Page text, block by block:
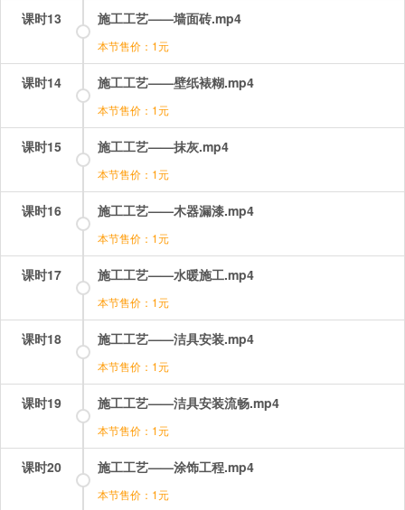
课时13 施工工艺——墙面砖.mp4
本节售价：1元
课时14 施工工艺——壁纸裱糊.mp4
本节售价：1元
课时15 施工工艺——抹灰.mp4
本节售价：1元
课时16 施工工艺——木器漏漆.mp4
本节售价：1元
课时17 施工工艺——水暖施工.mp4
本节售价：1元
课时18 施工工艺——洁具安装.mp4
本节售价：1元
课时19 施工工艺——洁具安装流畅.mp4
本节售价：1元
课时20 施工工艺——涂饰工程.mp4
本节售价：1元